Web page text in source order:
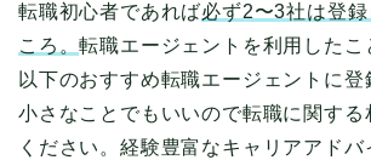
転職初心者であれば必ず2〜3社は登
ころ。転職エージェントを利用したこ
以下のおすすめ転職エージェントに登
小さなことでもいいので転職に関する
ください。経験豊富なキャリアアドバ